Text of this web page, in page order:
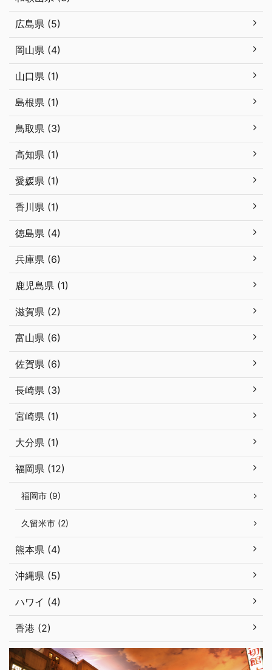
広島県 (5)
岡山県 (4)
山口県 (1)
島根県 (1)
鳥取県 (3)
高知県 (1)
愛媛県 (1)
香川県 (1)
徳島県 (4)
兵庫県 (6)
鹿児島県 (1)
滋賀県 (2)
富山県 (6)
佐賀県 (6)
長崎県 (3)
宮崎県 (1)
大分県 (1)
福岡県 (12)
福岡市 (9)
久留米市 (2)
熊本県 (4)
沖縄県 (5)
ハワイ (4)
香港 (2)